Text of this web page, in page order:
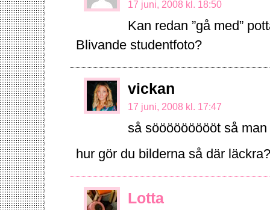
17 juni, 2008 kl. 18:50
Kan redan ”gå med”
Blivande studentfoto?
vickan
17 juni, 2008 kl. 17:47
så söööööööööt så
hur gör du bilderna så där
Lotta